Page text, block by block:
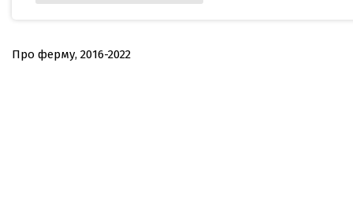
Про ферму, 2016-2022